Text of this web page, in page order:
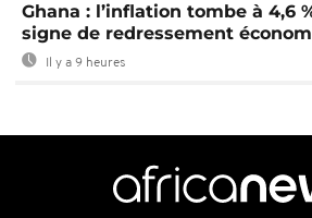
Ghana : l’inflation tombe à 4,6
signe de redressement
Il y a 9 heures